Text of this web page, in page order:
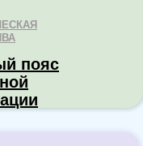
пояс